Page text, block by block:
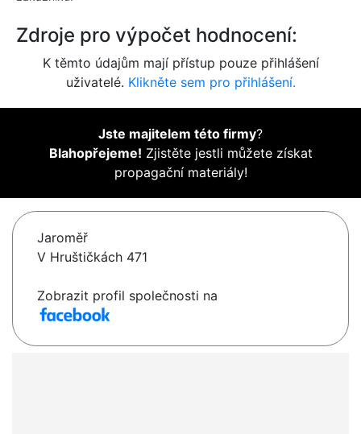
Zdroje pro výpočet hodnocení:
K těmto údajům mají přístup pouze přihlášení
uživatelé. Klikněte sem pro přihlášení.
Jste majitelem této firmy?
Blahopřejeme! Zjistěte jestli můžete získat
propagační materiály!
Jaroměř
V Hruštičkách 471
Zobrazit profil společnosti na